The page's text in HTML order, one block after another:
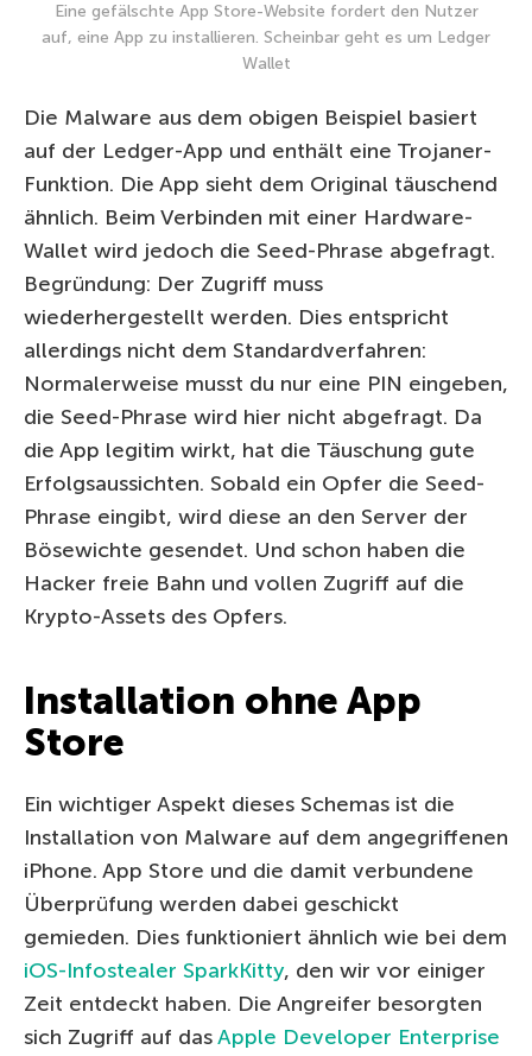
Eine gefälschte App Store-Website fordert den Nutzer
auf, eine App zu installieren. Scheinbar geht es um Ledger
Wallet
Die Malware aus dem obigen Beispiel basiert
auf der Ledger-App und enthält eine Trojaner-
Funktion. Die App sieht dem Original täuschend
ähnlich. Beim Verbinden mit einer Hardware-
Wallet wird jedoch die Seed-Phrase abgefragt.
Begründung: Der Zugriff muss
wiederhergestellt werden. Dies entspricht
allerdings nicht dem Standardverfahren:
Normalerweise musst du nur eine PIN eingeben,
die Seed-Phrase wird hier nicht abgefragt. Da
die App legitim wirkt, hat die Täuschung gute
Erfolgsaussichten. Sobald ein Opfer die Seed-
Phrase eingibt, wird diese an den Server der
Bösewichte gesendet. Und schon haben die
Hacker freie Bahn und vollen Zugriff auf die
Krypto-Assets des Opfers.
Installation ohne App
Store
Ein wichtiger Aspekt dieses Schemas ist die
Installation von Malware auf dem angegriffenen
iPhone. App Store und die damit verbundene
Überprüfung werden dabei geschickt
gemieden. Dies funktioniert ähnlich wie bei dem
iOS-Infostealer SparkKitty, den wir vor einiger
Zeit entdeckt haben. Die Angreifer besorgten
sich Zugriff auf dasApple Developer Enterprise